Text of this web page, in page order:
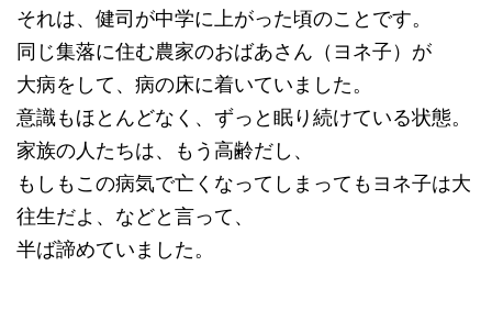
それは、健司が中学に上がった頃のことです。
同じ集落に住む農家のおばあさん（ヨネ子）が
大病をして、病の床に着いていました。
意識もほとんどなく、ずっと眠り続けている状態。
家族の人たちは、もう高齢だし、
もしもこの病気で亡くなってしまってもヨネ子は大
往生だよ、などと言って、
半ば諦めていました。